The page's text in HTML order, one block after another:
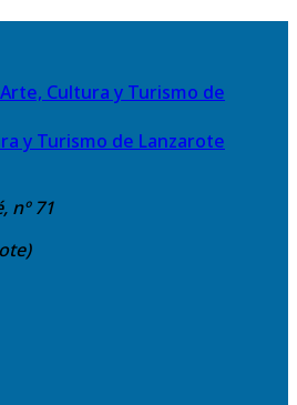
y Turismo de Lanzarote
nº 71